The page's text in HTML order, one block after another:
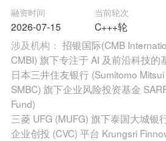
融资时间
2026-07-15
当前轮次
C+++轮
涉及机构： 招银国际(CMB
CMBI) 旗下专注于 AI 及前沿科技的
日本三井住友银行 (Sumitomo
SMBC) 旗下企业风险投资基金
Fund)
三菱 UFG (MUFG) 旗下泰国大城银
企业创投 (CVC) 平台 Krungsri